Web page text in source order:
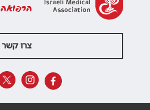
הרפואה
צרו קשר